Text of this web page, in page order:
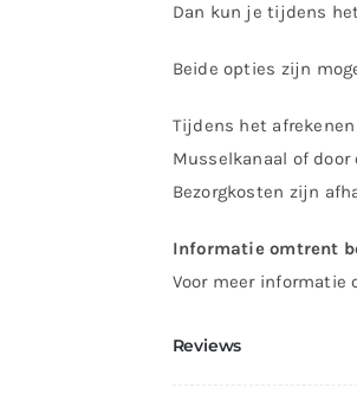
200
cm
Hoek
links
aantal
Dan kun je tijdens
Beide opties zijn
Tijdens het
Musselkanaal of
Bezorgkosten zijn
Informatie omtrent
Voor meer informatie
Reviews